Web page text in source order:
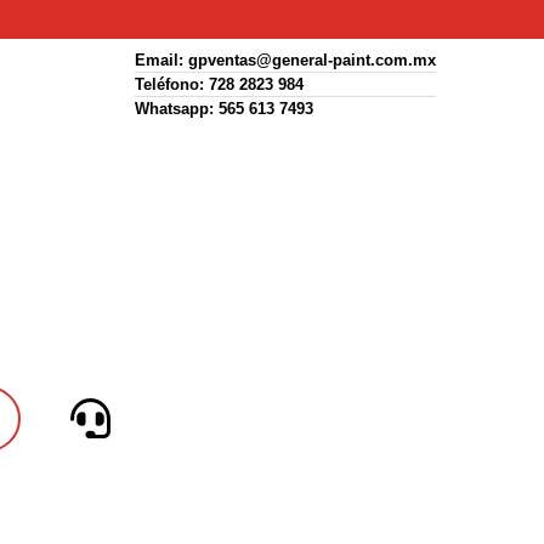
Email: gpventas@general-paint.com.mx
Teléfono: 728 2823 984
Whatsapp: 565 613 7493